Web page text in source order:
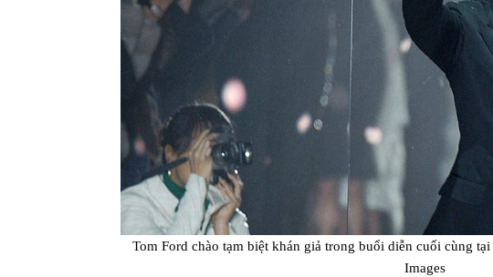
Tom Ford chào tạm biệt khán giả trong buổi diễn cuối cùng
Images